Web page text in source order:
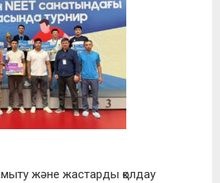
және жастарды қолдау